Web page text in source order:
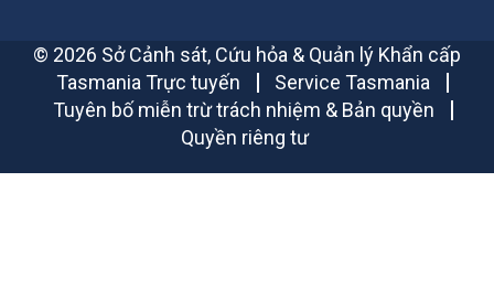
© 2026 Sở Cảnh sát, Cứu hỏa & Quản lý Khẩn cấp
Tasmania Trực tuyến
Service Tasmania
Tuyên bố miễn trừ trách nhiệm & Bản quyền
Quyền riêng tư